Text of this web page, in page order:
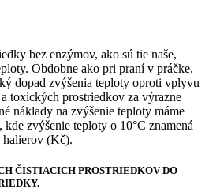
bez enzýmov, ako sú tie naše,
Obdobne ako pri praní v práčke,
dopad zvýšenia teploty oproti vplyvu
toxických prostriedkov za výrazne
náklady na zvýšenie teploty máme
kde zvýšenie teploty o 10°C znamená
halierov (Kč).
ČISTIACICH PROSTRIEDKOV DO